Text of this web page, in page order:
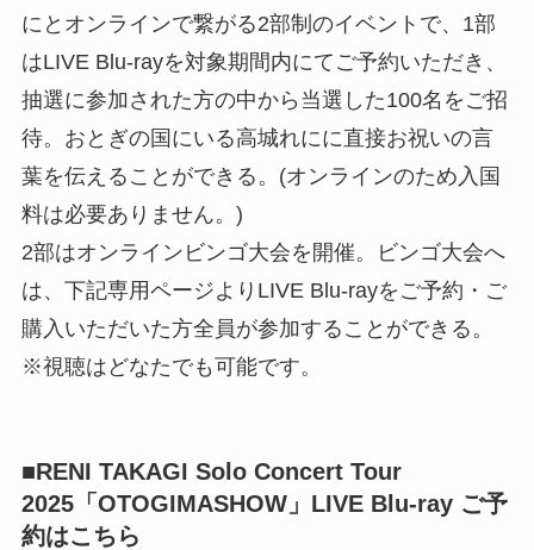
にとオンラインで繋がる2部制のイベントで、1部
はLIVE Blu-rayを対象期間内にてご予約いただき、
抽選に参加された方の中から当選した100名をご招
待。おとぎの国にいる高城れにに直接お祝いの言
葉を伝えることができる。(オンラインのため入国
料は必要ありません。)
2部はオンラインビンゴ大会を開催。ビンゴ大会へ
は、下記専用ページよりLIVE Blu-rayをご予約・ご
購入いただいた方全員が参加することができる。
※視聴はどなたでも可能です。
■RENI TAKAGI Solo Concert Tour
2025「OTOGIMASHOW」LIVE Blu-ray ご予
約はこちら